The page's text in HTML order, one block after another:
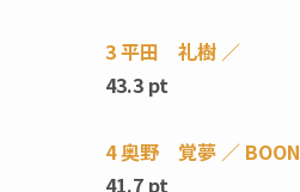
3 平田 礼樹 ／
43.3 pt
4 奥野 覚夢 ／ BOON
41.7 pt